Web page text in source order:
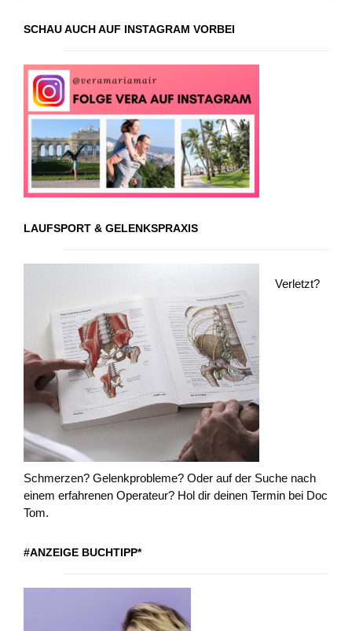
SCHAU AUCH AUF INSTAGRAM VORBEI
LAUFSPORT & GELENKSPRAXIS
Verletzt?
Schmerzen? Gelenkprobleme? Oder auf der Suche nach
einem erfahrenen Operateur? Hol dir deinen Termin bei Doc
Tom.
#ANZEIGE BUCHTIPP*